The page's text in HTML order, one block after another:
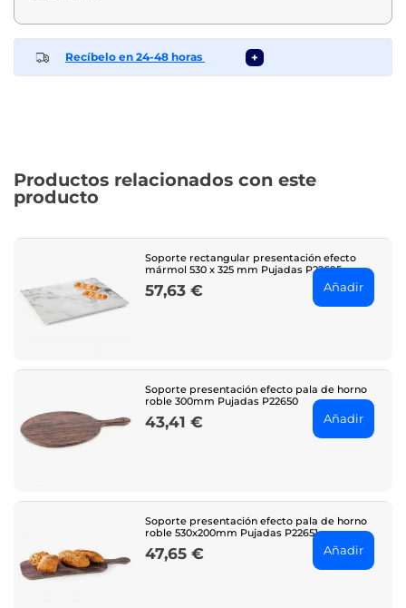
Recíbelo en 24-48 horas +
Productos relacionados con este
producto
Soporte rectangular presentación efecto
mármol 530 x 325 mm Pujadas P22695
Price
57,63 € Añadir
Soporte presentación efecto pala de horno
roble 300mm Pujadas P22650
Price
43,41 € Añadir
Soporte presentación efecto pala de horno
roble 530x200mm Pujadas P22651
Price
47,65 € Añadir